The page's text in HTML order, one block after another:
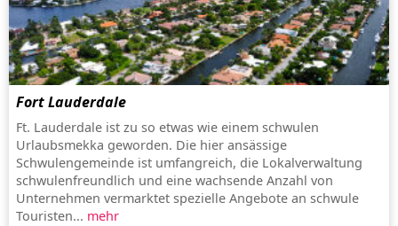
Fort Lauderdale
Ft. Lauderdale ist zu so etwas wie einem schwulen
Urlaubsmekka geworden. Die hier ansässige
Schwulengemeinde ist umfangreich, die Lokalverwaltung
schwulenfreundlich und eine wachsende Anzahl von
Unternehmen vermarktet spezielle Angebote an schwule
Touristen... mehr